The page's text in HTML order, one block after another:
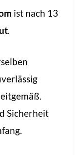
ist nach 13
.
Sicherheit